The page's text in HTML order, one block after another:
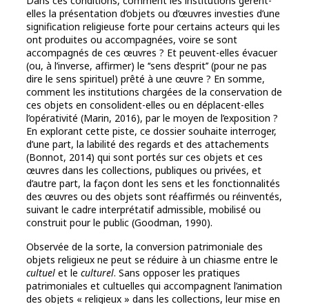
elles la présentation d’objets ou d’œuvres investies d’une
signification religieuse forte pour certains acteurs qui les
ont produites ou accompagnées, voire se sont
accompagnés de ces œuvres ? Et peuvent-elles évacuer
(ou, à l’inverse, affirmer) le ‘‘sens d’esprit’’ (pour ne pas
dire le sens spirituel) prêté à une œuvre ? En somme,
comment les institutions chargées de la conservation de
ces objets en consolident-elles ou en déplacent-elles
l’opérativité (Marin, 2016), par le moyen de l’exposition ?
En explorant cette piste, ce dossier souhaite interroger,
d’une part, la labilité des regards et des attachements
(Bonnot, 2014) qui sont portés sur ces objets et ces
œuvres dans les collections, publiques ou privées, et
d’autre part, la façon dont les sens et les fonctionnalités
des œuvres ou des objets sont réaffirmés ou réinventés,
suivant le cadre interprétatif admissible, mobilisé ou
construit pour le public (Goodman, 1990).
Observée de la sorte, la conversion patrimoniale des
objets religieux ne peut se réduire à un chiasme entre le
cultuel et le culturel. Sans opposer les pratiques
patrimoniales et cultuelles qui accompagnent l’animation
des objets « religieux » dans les collections, leur mise en